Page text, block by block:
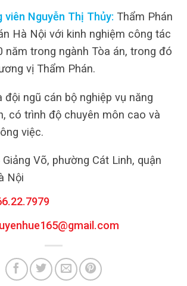
viên Nguyễn Thị Thủy: Thẩm Phán
Hà Nội với kinh nghiệm công tác
năm trong ngành Tòa án, trong đó
vị Thẩm Phán.
đội ngũ cán bộ nghiệp vụ năng
có trình độ chuyên môn cao và
việc.
Võ, phường Cát Linh, quận
Nội